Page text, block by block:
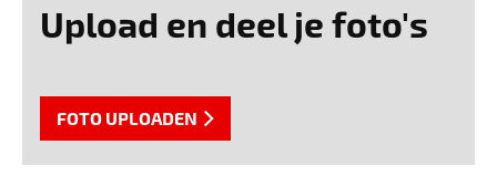
Upload en deel je foto's
FOTO UPLOADEN